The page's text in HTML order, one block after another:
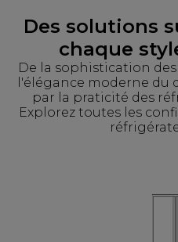
Des solutions
chaque
De la sophistication
l'élégance moderne du
par la praticité des
Explorez toutes les